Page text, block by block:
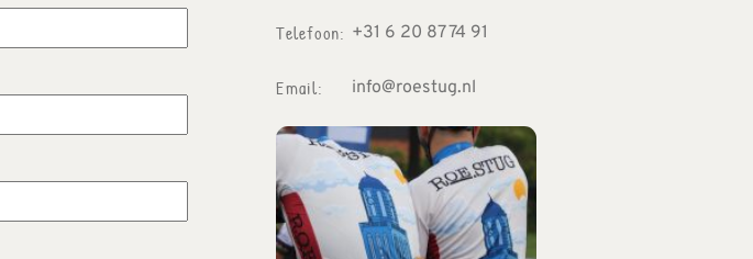
Telefoon: +31 6 20 87 74 91
Email: info@roestug.nl